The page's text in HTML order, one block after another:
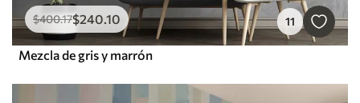
$400.17$240.10 11
Mezcla de gris y marrón